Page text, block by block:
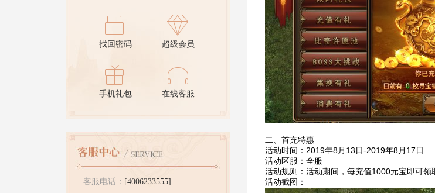
找回密码 超级会员
手机礼包 在线客服
客服电话： [4006233555]
二、首充特惠
活动时间：2019年8月13日-2019年8月17日
活动区服：全服
活动规则：活动期间，每充值1000元宝即可领
活动截图：